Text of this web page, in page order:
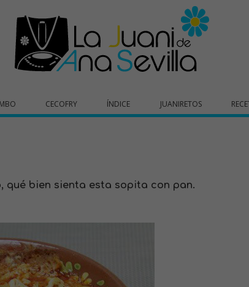
CECOFRY ÍNDICE JUANIRETOS
qué bien sienta esta sopita con pan.